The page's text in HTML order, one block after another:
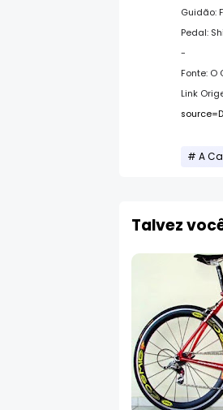
Guidão:
Pedal:
-
Fonte: O
Link
A
Talvez